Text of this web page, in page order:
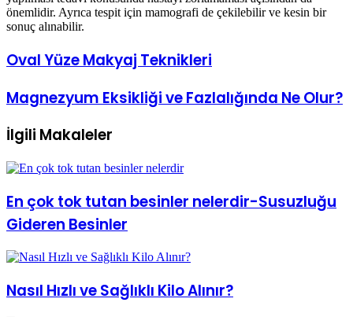
önemlidir. Ayrıca tespit için mamografi de çekilebilir ve kesin bir
sonuç alınabilir.
Oval
Yüze
Teknikleri
Oval Yüze Makyaj Teknikleri
Magnezyum
Eksikliği
Fazlalığında
Olur?
Magnezyum Eksikliği ve Fazlalığında Ne Olur?
İlgili Makaleler
En çok tok tutan besinler nelerdir-Susuzluğu
Gideren Besinler
Nasıl Hızlı ve Sağlıklı Kilo Alınır?